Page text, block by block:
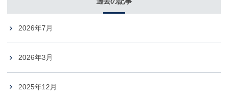
2026年7月
2026年3月
2025年12月